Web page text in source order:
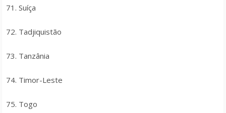
71. Suíça
72. Tadjiquistão
73. Tanzânia
74. Timor-Leste
75. Togo